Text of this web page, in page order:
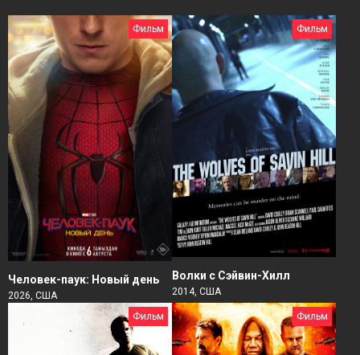
Фильм
Человек-паук: Новый день
2026, США
Фильм
Волки с Сэйвин-Хилл
2014, США
Фильм Фильм